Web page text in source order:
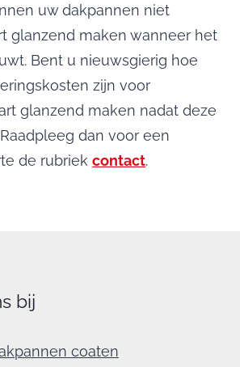
uw dakpannen niet
glanzend maken wanneer het
Bent u nieuwsgierig hoe
zijn voor
glanzend maken nadat deze
dan voor een
de rubriek contact.
bij
coaten